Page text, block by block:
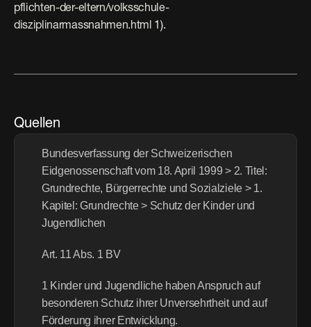
pflichten-der-eltern/volksschule-
disziplinarmassnahmen.html 1).
Quellen
Bundesverfassung der Schweizerischen
Eidgenossenschaft vom 18. April 1999 > 2. Titel:
Grundrechte, Bürgerrechte und Sozialziele > 1.
Kapitel: Grundrechte > Schutz der Kinder und
Jugendlichen
Art. 11 Abs. 1 BV
1 Kinder und Jugendliche haben Anspruch auf
besonderen Schutz ihrer Unversehrtheit und auf
Förderung ihrer Entwicklung.